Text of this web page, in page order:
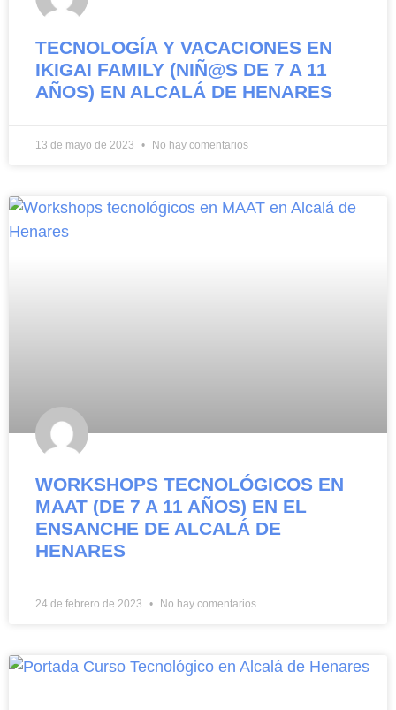
TECNOLOGÍA Y VACACIONES EN
IKIGAI FAMILY (NIÑ@S DE 7 A 11
AÑOS) EN ALCALÁ DE HENARES
13 de mayo de 2023 No hay comentarios
WORKSHOPS TECNOLÓGICOS EN
MAAT (DE 7 A 11 AÑOS) EN EL
ENSANCHE DE ALCALÁ DE
HENARES
24 de febrero de 2023 No hay comentarios